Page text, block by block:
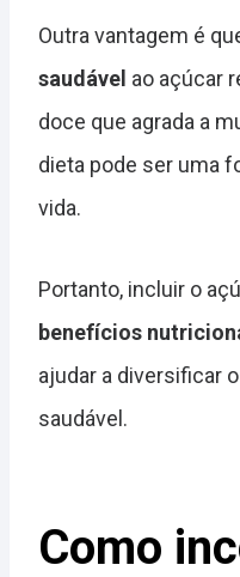
Outra vantagem é
saudável ao açúcar
doce que agrada a
dieta pode ser uma
vida.
Portanto, incluir o
benefícios
ajudar a diversificar
saudável.
Como